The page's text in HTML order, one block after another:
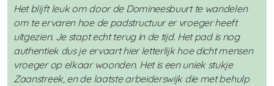
Het blijft leuk om door de Domineesbuurt te wandelen
om te ervaren hoe de padstructuur er vroeger heeft
uitgezien. Je stapt echt terug in de tijd. Het pad is nog
authentiek dus je ervaart hier letterlijk hoe dicht mensen
vroeger op elkaar woonden. Het is een uniek stukje
Zaanstreek, en de laatste arbeiderswijk die met behulp